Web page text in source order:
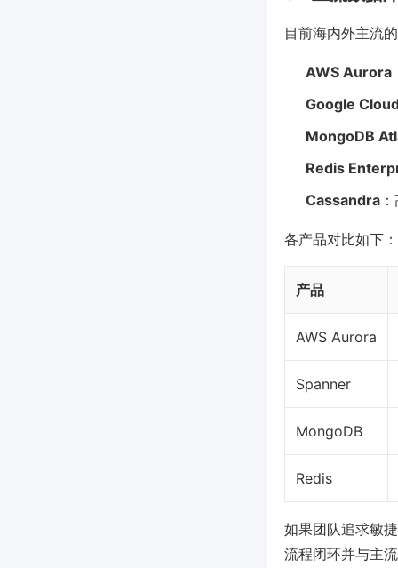
目前海内外主流
AWS Aurora
Google
MongoDB
Redis
Cassandra
各产品对比如下：
产品
AWS Aurora
Spanner
MongoDB
Redis
如果团队追求敏
流程闭环并与主